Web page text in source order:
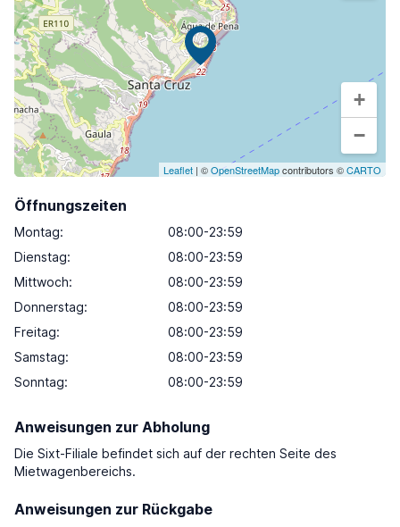
+
−
Leaflet | ©OpenStreetMapcontributors ©CARTO
Öffnungszeiten
Montag:
08:00-23:59
Dienstag:
08:00-23:59
Mittwoch:
08:00-23:59
Donnerstag:
08:00-23:59
Freitag:
08:00-23:59
Samstag:
08:00-23:59
Sonntag: 08:00-23:59
Anweisungen zur Abholung
Die Sixt-Filiale befindet sich auf der rechten Seite des
Mietwagenbereichs.
Anweisungen zur Rückgabe